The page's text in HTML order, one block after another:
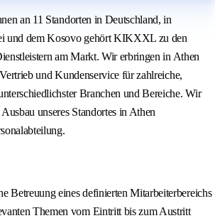
an 11 Standorten in Deutschland, in
und dem Kosovo gehört KIKXXL zu den
am Markt. Wir erbringen in Athen
und Kundenservice für zahlreiche,
Branchen und Bereiche. Wir
unseres Standortes in Athen
Betreuung eines definierten Mitarbeiterbereichs
Themen vom Eintritt bis zum Austritt